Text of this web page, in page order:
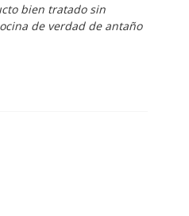
bien tratado sin
de verdad de antaño